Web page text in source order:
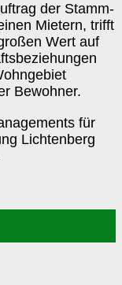
der Stamm-
Mietern, trifft
Wert auf
Bewohner.
für
Lichtenberg